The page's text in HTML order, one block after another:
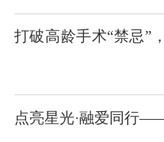
打破高龄手术“禁忌”
点亮星光·融爱同行